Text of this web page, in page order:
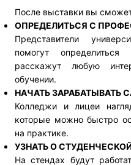
После выставки вы
ОПРЕДЕЛИТЬСЯ С
Представители
помогут
расскажут любую
обучении.
НАЧАТЬ ЗАРАБАТЫВАТЬ
Колледжи и лицеи
которые можно быстро
на практике.
УЗНАТЬ О
На стендах будут